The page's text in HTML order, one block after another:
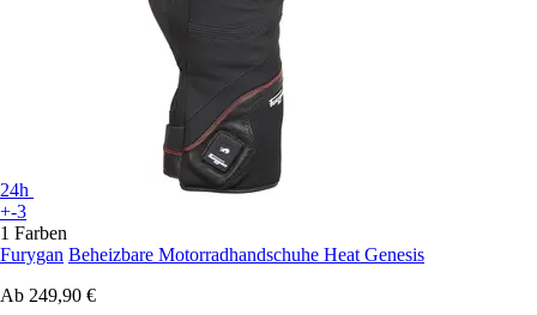
24h
+-3
1 Farben
Furygan Beheizbare Motorradhandschuhe Heat Genesis
Ab 249,90 €